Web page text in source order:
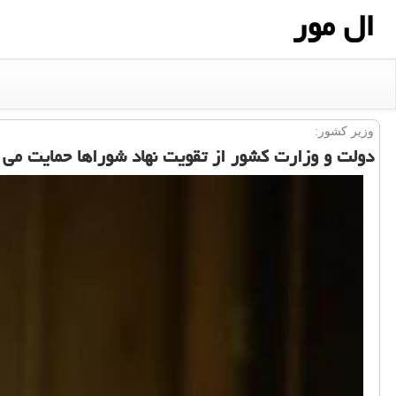
ال مور
وزیر كشور:
دولت و وزارت كشور از تقویت نهاد شوراها حمایت